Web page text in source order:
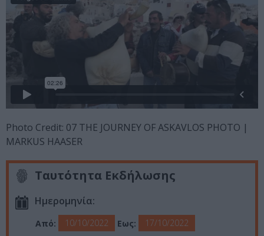
Photo Credit: 07 THE JOURNEY OF ASKAVLOS PHOTO |
MARKUS HAASER
Ταυτότητα Εκδήλωσης
Ημερομηνία:
Από: 10/10/2022 Εως:
17/10/2022